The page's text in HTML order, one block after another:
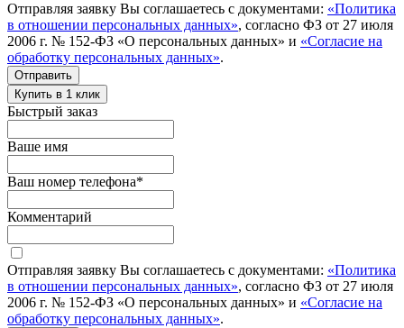
Отправляя заявку Вы соглашаетесь с документами: «Политика
в отношении персональных данных», согласно ФЗ от 27 июля
2006 г. № 152-ФЗ «О персональных данных» и «Согласие на
обработку персональных данных».
Отправить
Купить в 1 клик
Быстрый заказ
Ваше имя
Ваш номер телефона*
Комментарий
Отправляя заявку Вы соглашаетесь с документами: «Политика
в отношении персональных данных», согласно ФЗ от 27 июля
2006 г. № 152-ФЗ «О персональных данных» и «Согласие на
обработку персональных данных».